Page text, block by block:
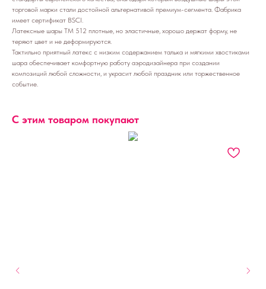
торговой марки стали достойной альтернативой премиум-сегмента. Фабрика
имеет сертификат BSCI.
Латексные шары ТМ 512 плотные, но эластичные, хорошо держат форму, не
теряют цвет и не деформируются.
Тактильно приятный латекс с низким содержанием талька и мягкими хвостиками
шара обеспечивает комфортную работу аэродизайнера при создании
композиций любой сложности, и украсит любой праздник или торжественное
событие.
С этим товаром покупают